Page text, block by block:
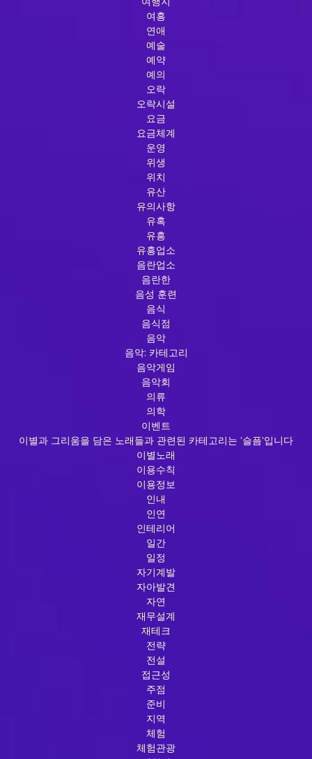
여흥
연애
예술
예약
예의
오락
오락시설
요금
요금체계
운영
위생
위치
유산
유의사항
유혹
유흥
유흥업소
음란업소
음란한
음성 훈련
음식
음식점
음악
음악: 카테고리
음악게임
음악회
의류
의학
이벤트
이별과 그리움을 담은 노래들과 관련된 카테고리는 '슬픔'입니다
이별노래
이용수칙
이용정보
인내
인연
인테리어
일간
일정
자기계발
자아발견
자연
재무설계
재테크
전략
전설
접근성
주점
준비
지역
체험
체험관광